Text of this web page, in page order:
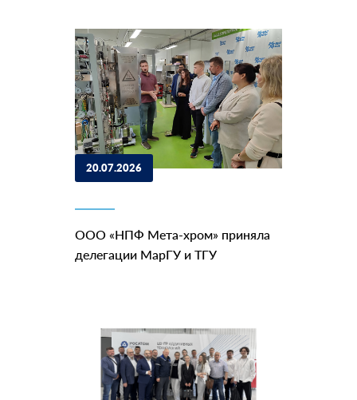
20.07.2026
ООО «НПФ Мета-хром» приняла
делегации МарГУ и ТГУ